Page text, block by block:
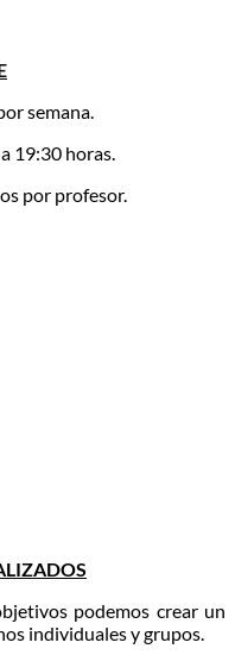
semana.
19:30 horas.
por profesor.
podemos crear un
individuales y grupos.